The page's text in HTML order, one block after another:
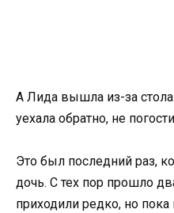
А Лида вышла из-за
уехала обратно, не
Это был последний раз,
дочь. С тех пор прошло
приходили редко, но